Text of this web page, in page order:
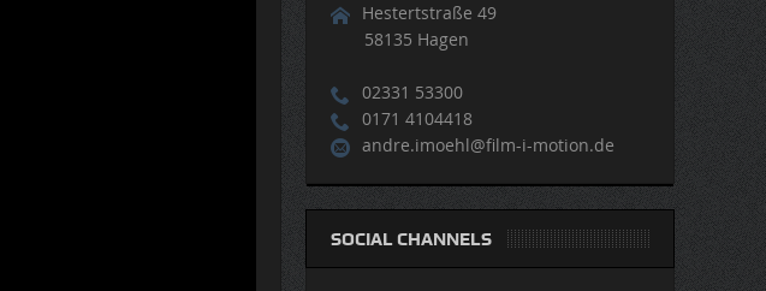
Hestertstraße 49
58135 Hagen
02331 53300
0171 4104418
andre.imoehl@film-i-motion.de
SOCIAL CHANNELS